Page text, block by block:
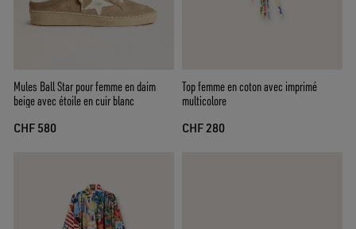
Mules Ball Star pour femme en daim
beige avec étoile en cuir blanc
CHF 580
Top femme en coton avec imprimé
multicolore
CHF 280